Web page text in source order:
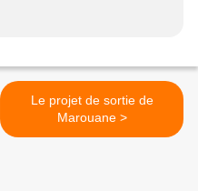
Le projet de sortie de
Marouane >